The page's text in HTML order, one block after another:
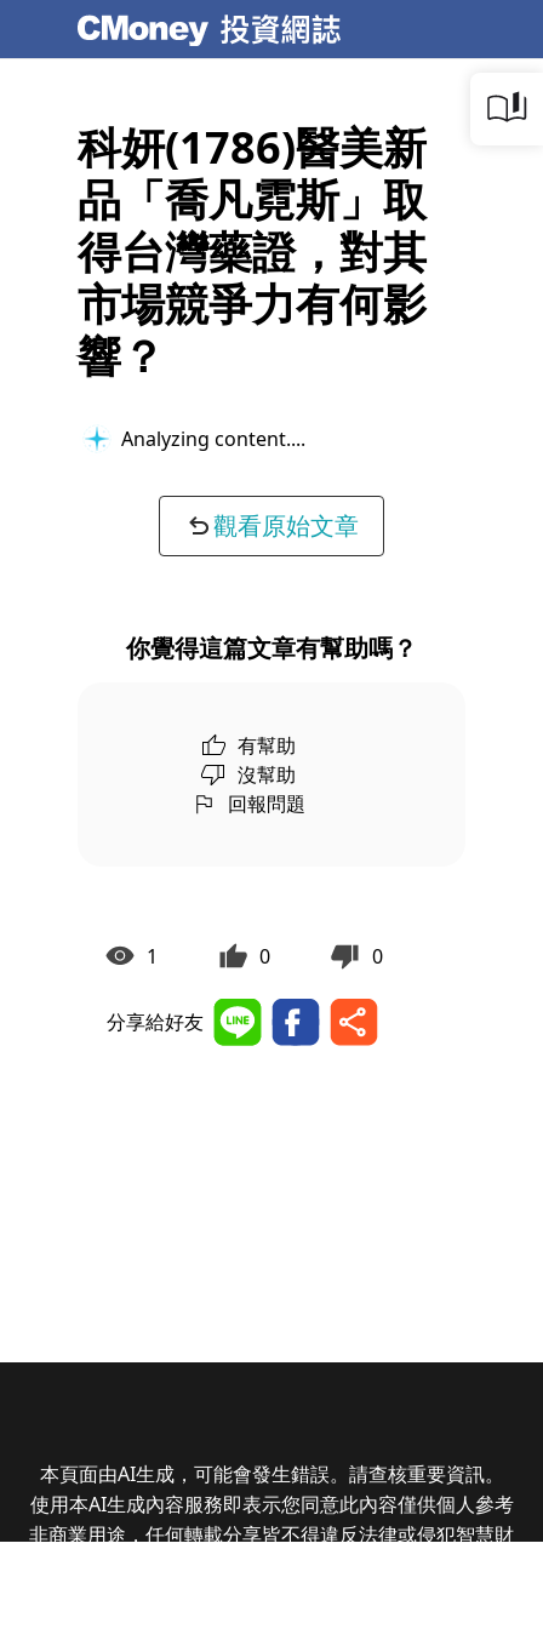
科妍(1786)醫美新
品「喬凡霓斯」取
得台灣藥證，對其
市場競爭力有何影
響？
Analyzing content...
觀看原始文章
你覺得這篇文章有幫助嗎？
有幫助
沒幫助
回報問題
1 0 0
分享給好友
本頁面由AI生成，可能會發生錯誤。請查核重要資訊。
使用本AI生成內容服務即表示您同意此內容僅供個人參考
非商業用途，任何轉載分享皆不得違反法律或侵犯智慧財